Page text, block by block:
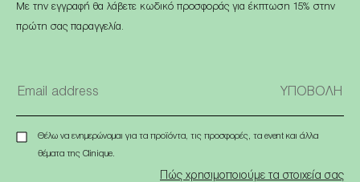
Με την εγγραφή θα λάβετε κωδικό προσφοράς για έκπτωση 15% στην
πρώτη σας παραγγελία.
Θέλω να ενημερώνομαι για τα προϊόντα, τις προσφορές, τα event και άλλα
θέματα της Clinique.
Πώς χρησιμοποιούμε τα στοιχεία σας